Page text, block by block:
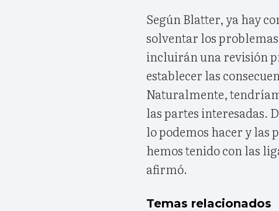
Según Blatter, ya hay
solventar los
incluirán una revisión
establecer las
Naturalmente,
las partes interesadas.
lo podemos hacer y las
hemos tenido con las
afirmó.
Temas relacionados